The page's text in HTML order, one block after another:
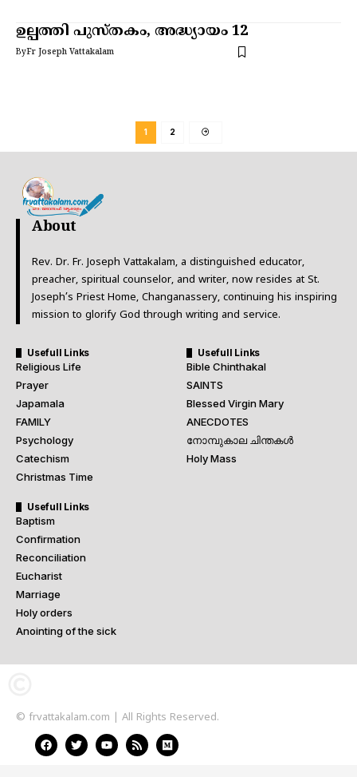
ഉല്പത്തി പുസ്തകം, അദ്ധ്യായം 12
ByFr Joseph Vattakalam
1 2
About
Rev. Dr. Fr. Joseph Vattakalam, a distinguished educator,
preacher, spiritual counselor, and writer, now resides at St.
Joseph’s Priest Home, Changanassery, continuing his inspiring
mission to glorify God through writing and service.
Usefull Links
Religious Life
Prayer
Japamala
FAMILY
Psychology
Catechism
Christmas Time
Usefull Links
Bible Chinthakal
SAINTS
Blessed Virgin Mary
ANECDOTES
നോമ്പുകാല ചിന്തകൾ
Holy Mass
Usefull Links
Baptism
Confirmation
Reconciliation
Eucharist
Marriage
Holy orders
Anointing of the sick
© frvattakalam.com | All Rights Reserved.